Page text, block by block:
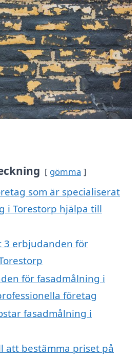
gömma
som är specialiserat
i Torestorp hjälpa till
3 erbjudanden för
för fasadmålning i
företag
fasadmålning i
att bestämma priset på